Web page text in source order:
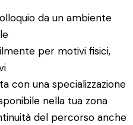
da un ambiente
per motivi fisici,
con una specializzazione
nella tua zona
del percorso anche